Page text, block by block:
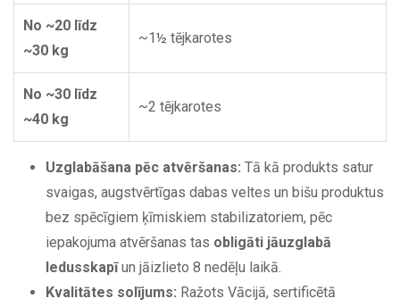
No ~20 līdz
~30 kg
~1½ tējkarotes
No ~30 līdz
~40 kg
~2 tējkarotes
Uzglabāšana pēc atvēršanas: Tā kā produkts satur
svaigas, augstvērtīgas dabas veltes un bišu produktus
bez spēcīgiem ķīmiskiem stabilizatoriem, pēc
iepakojuma atvēršanas tas obligāti jāuzglabā
ledusskapīun jāizlieto 8 nedēļu laikā.
Kvalitātes solījums: Ražots Vācijā, sertificētā